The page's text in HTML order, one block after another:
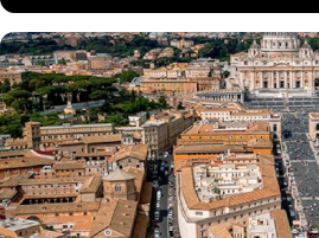
Dünyanın en küçük yüz
olan Vatikan,
bulunmayan bir
uyguluyor. Doğum veya
dayanmayan bu sistem
vatandaşlığı kişilere